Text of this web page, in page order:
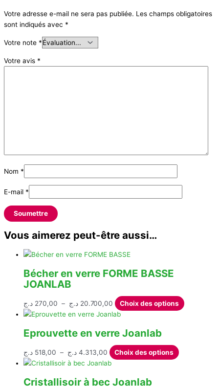
Votre adresse e-mail ne sera pas publiée. Les champs obligatoires
sont indiqués avec *
Votre note *
Votre avis *
Nom *
E-mail *
Vous aimerez peut-être aussi…
Bécher en verre FORME BASSE
JOANLAB
270,00 د.ج – 20.700,00 د.ج
Plage
de
270,00 د.ج
à
20.700,00 د.ج
Choix des options Ce
Eprouvette en verre Joanlab
518,00 د.ج – 4.313,00 د.ج
Plage
de
518,00 د.ج
Choix des options Ce
Cristallisoir à bec Joanlab